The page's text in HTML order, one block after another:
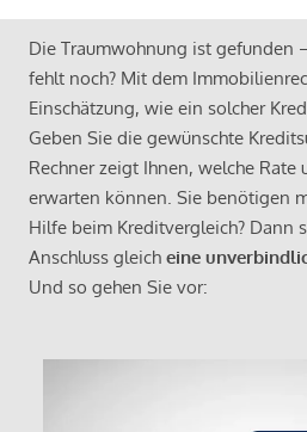
Die Traumwohnung ist gefunden
fehlt noch? Mit dem
Einschätzung, wie ein solcher
Geben Sie die gewünschte
Rechner zeigt Ihnen, welche Rate
erwarten können. Sie benötigen
Hilfe beim Kreditvergleich? Dann
Anschluss gleich eine
Und so gehen Sie vor: